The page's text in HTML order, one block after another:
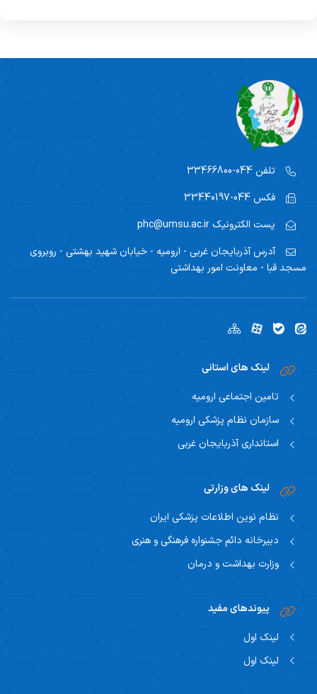
تلفن
فکس
پست الکترونیک
آدرس آذربایجان غربی - ارومیه - خیابان شهید بهشتی - روبروی
مسجد قبا - معاونت امور بهداشتی
لینک های استانی
تامین اجتماعی ارومیه
سازمان نظام پزشکی ارومیه
استانداری آذربایجان غربی
لینک های وزارتی
نظام نوین اطلاعات پزشکی ایران
دبیرخانه دائم جشنواره فرهنگی و هنری
وزارت بهداشت و درمان
پیوندهای مفید
لینک اول
لینک اول